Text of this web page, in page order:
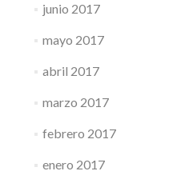
junio 2017
mayo 2017
abril 2017
marzo 2017
febrero 2017
enero 2017